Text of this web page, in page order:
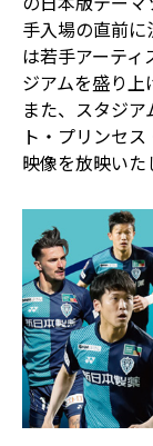
手入場の直前
は若手アーテ
ジアムを盛り上
また、スタジ
ト・プリンセ
映像を放映いた